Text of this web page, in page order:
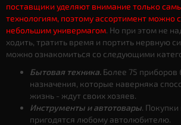
поставщики уделяют внимание только
технологиям, поэтому ассортимент можно
небольшим универмагом. Но при этом не
ходить, тратить время и портить нервную
можно ознакомиться со следующими
Бытовая техника. Более 75 приборов
назначения, которые наверняка
жизнь - ждут своих хозяев.
Инструменты и автотовары. Покупки
пригодятся любому автолюбителю.